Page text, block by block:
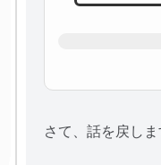
さて、話を戻しま